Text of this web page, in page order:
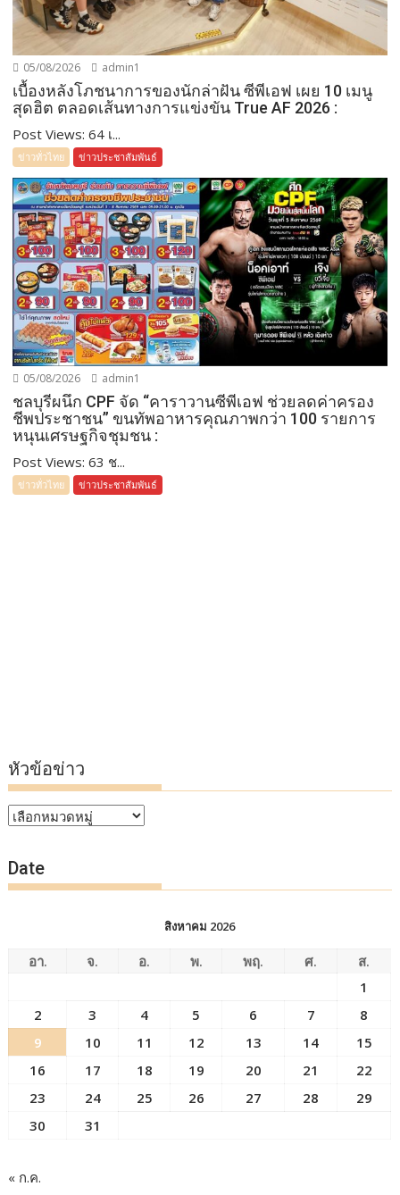
05/08/2026 admin1
เบื้องหลังโภชนาการของนักล่าฝัน ซีพีเอฟ เผย 10 เมนู
สุดฮิต ตลอดเส้นทางการแข่งขัน True AF 2026 :
Post Views: 64 เ...
ข่าวทั่วไทย ข่าวประชาสัมพันธ์
05/08/2026 admin1
ชลบุรีผนึก CPF จัด “คาราวานซีพีเอฟ ช่วยลดค่าครอง
ชีพประชาชน” ขนทัพอาหารคุณภาพกว่า 100 รายการ
หนุนเศรษฐกิจชุมชน :
Post Views: 63 ช...
ข่าวทั่วไทย ข่าวประชาสัมพันธ์
หัวข้อข่าว
หัวข้อ
Date
สิงหาคม 2026
อา. จ. อ. พ. พฤ. ศ.
ส.
1
2
3 4 5 6 7
8
9
10 11 12 13 14
15
16
17 18 19 20 21
22
23
24 25 26 27 28
29
30
31
« ก.ค.